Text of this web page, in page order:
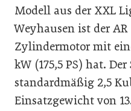
Modell aus der XXL
Weyhausen ist der
Zylindermotor mit
kW (175,5 PS) hat.
standardmäßig 2,5
Einsatzgewicht von